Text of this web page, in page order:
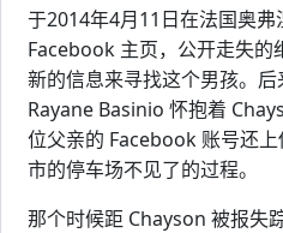
于2014年4月11日在法国奥
Facebook 主页，公开走失的
新的信息来寻找这个男孩。
Rayane Basinio 怀抱着
位父亲的 Facebook 账号还
市的停车场不见了的过程。
那个时候距 Chayson 被报失